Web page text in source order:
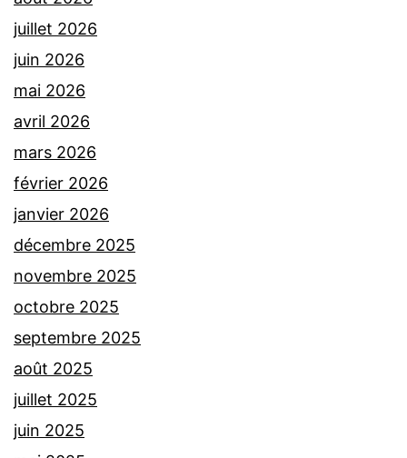
juillet 2026
juin 2026
mai 2026
avril 2026
mars 2026
février 2026
janvier 2026
décembre 2025
novembre 2025
octobre 2025
septembre 2025
août 2025
juillet 2025
juin 2025